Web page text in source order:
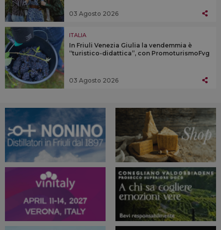
03 Agosto 2026
ITALIA
In Friuli Venezia Giulia la vendemmia è
“turistico-didattica”, con PromoturismoFvg
03 Agosto 2026